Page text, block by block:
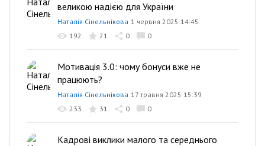
великою надією для України
Наталія Сінельнікова 1 червня 2025 14:45
192
21 0 0
Мотивація 3.0: чому бонуси вже не
працюють?
Наталія Сінельнікова 17 травня 2025 15:39
233
31 0 0
Кадрові виклики малого та середнього